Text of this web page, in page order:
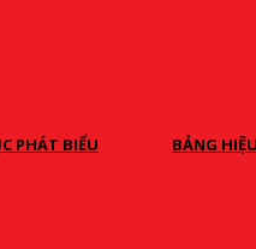
PHÁT BIỂU
BẢNG